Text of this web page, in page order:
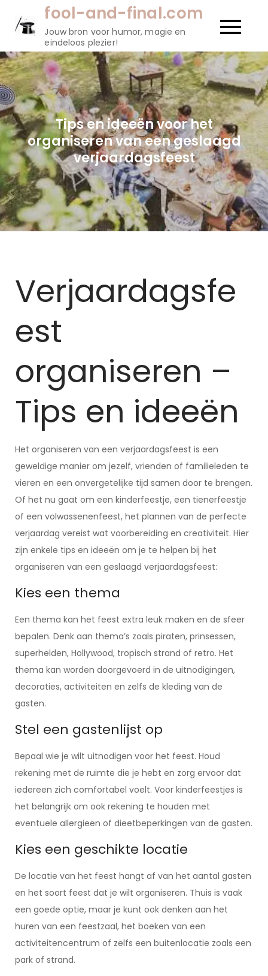
gaan
fool-and-final.com
Jouw bron voor humor, magie en
eindeloos plezier!
Tips en ideeën voor het
organiseren van een geslaagd
verjaardagsfeest
Verjaardagsfe
est
organiseren –
Tips en ideeën
Het organiseren van een verjaardagsfeest is een
geweldige manier om jezelf, vrienden of familieleden te
vieren en een onvergetelijke tijd samen door te brengen.
Of het nu gaat om een kinderfeestje, een tienerfeestje
of een volwassenenfeest, het plannen van de perfecte
verjaardag vereist wat voorbereiding en creativiteit. Hier
zijn enkele tips en ideeën om je te helpen bij het
organiseren van een geslaagd verjaardagsfeest:
Kies een thema
Een thema kan het feest extra leuk maken en de sfeer
bepalen. Denk aan thema’s zoals piraten, prinsessen,
superhelden, Hollywood, tropisch strand of retro. Het
thema kan worden doorgevoerd in de uitnodigingen,
decoraties, activiteiten en zelfs de kleding van de
gasten.
Stel een gastenlijst op
Bepaal wie je wilt uitnodigen voor het feest. Houd
rekening met de ruimte die je hebt en zorg ervoor dat
iedereen zich comfortabel voelt. Voor kinderfeestjes is
het belangrijk om ook rekening te houden met
eventuele allergieën of dieetbeperkingen van de gasten.
Kies een geschikte locatie
De locatie van het feest hangt af van het aantal gasten
en het soort feest dat je wilt organiseren. Thuis is vaak
een goede optie, maar je kunt ook denken aan het
huren van een feestzaal, het boeken van een
activiteitencentrum of zelfs een buitenlocatie zoals een
park of strand.